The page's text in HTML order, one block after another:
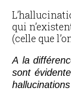
qui
(celle que
A la
sont